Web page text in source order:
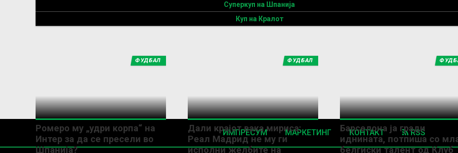
Суперкуп на Шпанија
Куп на Кралот
Ромеро му „удри корпа“ на
Интер за да се пресели во
Шпанија?
ФУДБАЛ
Дали крајот вака мириса:
Реал Мадрид не му ги
исполни желбите на
ФУДБАЛ
Барселона ја гради
иднината, потпиша со
белгиски талент од Клуб
ИМПРЕСУМ МАРКЕТИНГ КОНТАКТ RSS